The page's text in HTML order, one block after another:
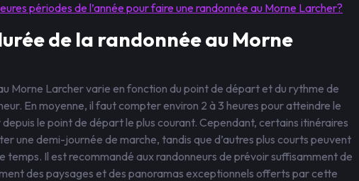
périodes de l’année pour faire une randonnée au Morne Larcher?
de la randonnée au Morne
Morne Larcher varie en fonction du point de départ et du rythme de
En moyenne, il faut compter environ 2 à 3 heures pour atteindre le
le point de départ le plus courant. Cependant, certains itinéraires
une demi-journée de marche, tandis que d’autres plus courts peuvent
temps. Il est recommandé aux randonneurs de prévoir suffisamment de
des paysages et des panoramas exceptionnels offerts par cette